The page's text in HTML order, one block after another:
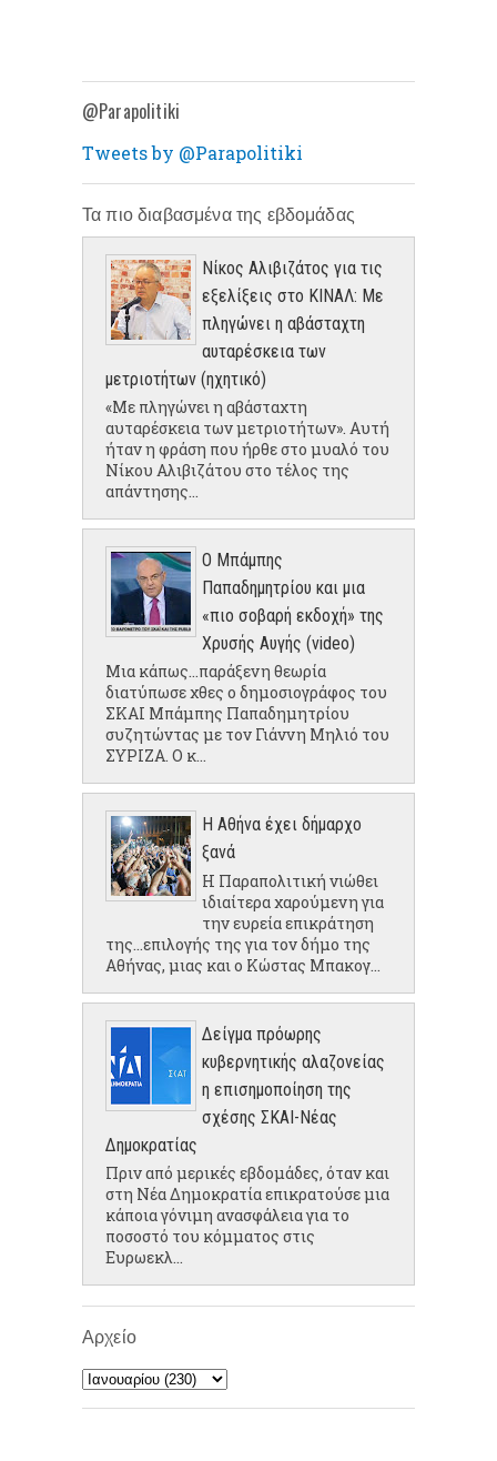
@Parapolitiki
Tweets by @Parapolitiki
Τα πιο διαβασμένα της εβδομάδας
Νίκος Αλιβιζάτος για τις
εξελίξεις στο ΚΙΝΑΛ: Με
πληγώνει η αβάσταχτη
αυταρέσκεια των
μετριοτήτων (ηχητικό)
«Με πληγώνει η αβάσταχτη
αυταρέσκεια των μετριοτήτων». Αυτή
ήταν η φράση που ήρθε στο μυαλό του
Νίκου Αλιβιζάτου στο τέλος της
απάντησης...
Ο Μπάμπης
Παπαδημητρίου και μια
«πιο σοβαρή εκδοχή» της
Χρυσής Αυγής (video)
Μια κάπως...παράξενη θεωρία
διατύπωσε χθες ο δημοσιογράφος του
ΣΚΑΙ Μπάμπης Παπαδημητρίου
συζητώντας με τον Γιάννη Μηλιό του
ΣΥΡΙΖΑ. Ο κ...
Η Αθήνα έχει δήμαρχο
ξανά
Η Παραπολιτική νιώθει
ιδιαίτερα χαρούμενη για
την ευρεία επικράτηση
της...επιλογής της για τον δήμο της
Αθήνας, μιας και ο Κώστας Μπακογ...
Δείγμα πρόωρης
κυβερνητικής αλαζονείας
η επισημοποίηση της
σχέσης ΣΚΑΙ-Νέας
Δημοκρατίας
Πριν από μερικές εβδομάδες, όταν και
στη Νέα Δημοκρατία επικρατούσε μια
κάποια γόνιμη ανασφάλεια για το
ποσοστό του κόμματος στις
Ευρωεκλ...
Αρχείο